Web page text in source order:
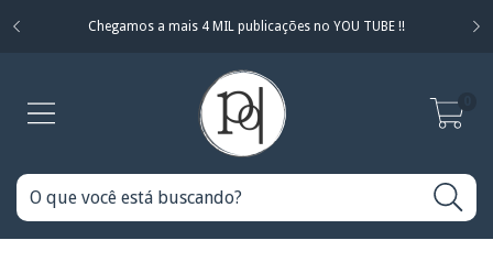
Chegamos a mais 4 MIL publicações no YOU TUBE !!